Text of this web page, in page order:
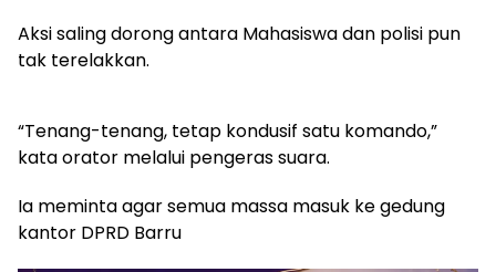
Aksi saling dorong antara Mahasiswa dan polisi pun
tak terelakkan.
“Tenang-tenang, tetap kondusif satu komando,”
kata orator melalui pengeras suara.
Ia meminta agar semua massa masuk ke gedung
kantor DPRD Barru